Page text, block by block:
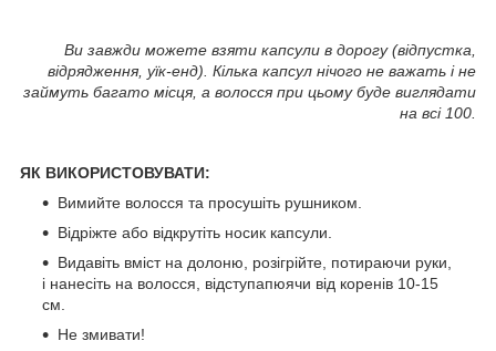
Ви завжди можете взяти капсули в дорогу (відпустка,
відрядження, уїк-енд). Кілька капсул нічого не важать і не
займуть багато місця, а волосся при цьому буде виглядати
на всі 100.
ЯК ВИКОРИСТОВУВАТИ:
Вимийте волосся та просушіть рушником.
Відріжте або відкрутіть носик капсули.
Видавіть вміст на долоню, розігрійте, потираючи руки,
і нанесіть на волосся, відступапюячи від коренів 10-15
см.
Не змивати!